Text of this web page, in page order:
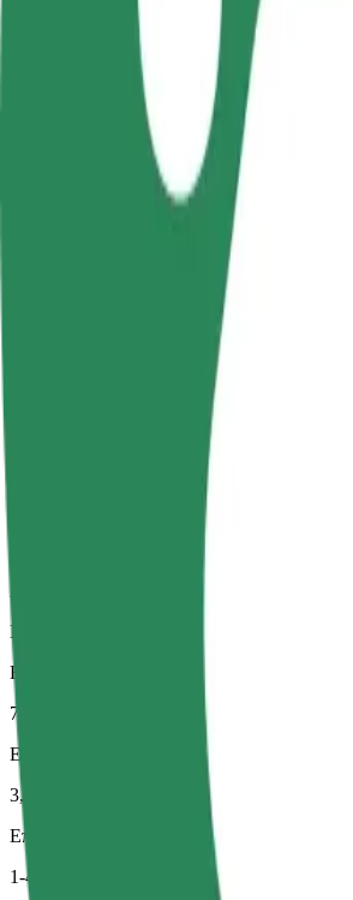
OMV - U Prazdroje, Plzeň
CAN Husova
Η άνεση και η ευκολία λίγα κλικ μακριά!
Αξιόπιστες διαδρομές με καθημερινά
Εκτιμώμενος χρόνος μετακίνησης
Άνεση
Μεγαλύτερα αυτοκίνητα με περισσότερο
Εκτιμώμενος χρόνος μετακίνησης
7 λ.
Εκτιμώμενη απόσταση
3,1 χλμ.
Επιβάτες
1-4